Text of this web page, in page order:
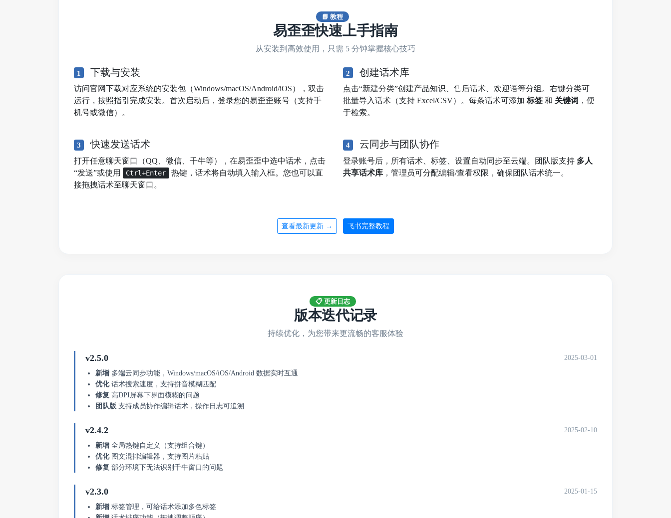
📘 教程
易歪歪快速上手指南
从安装到高效使用，只需 5 分钟掌握核心技巧
1 下载与安装
访问官网下载对应系统的安装包（Windows/macOS/Android/iOS），双击
运行，按照指引完成安装。首次启动后，登录您的易歪歪账号（支持手
机号或微信）。
2 创建话术库
点击“新建分类”创建产品知识、售后话术、欢迎语等分组。右键分类可
批量导入话术（支持 Excel/CSV）。每条话术可添加 标签 和 关键词 ，便
于检索。
3 快速发送话术
打开任意聊天窗口（QQ、微信、千牛等），在易歪歪中选中话术，点击
“发送”或使用
Ctrl+Enter
热键，话术将自动填入输入框。您也可以直
接拖拽话术至聊天窗口。
4 云同步与团队协作
登录账号后，所有话术、标签、设置自动同步至云端。团队版支持 多人
共享话术库 ，管理员可分配编辑/查看权限，确保团队话术统一。
查看最新更新 → 飞书完整教程
📋 更新日志
版本迭代记录
持续优化，为您带来更流畅的客服体验
v2.5.0 2025-03-01
新增 多端云同步功能，Windows/macOS/iOS/Android 数据实时互通
优化话术搜索速度，支持拼音模糊匹配
修复 高DPI屏幕下界面模糊的问题
团队版 支持成员协作编辑话术，操作日志可追溯
v2.4.2 2025-02-10
新增 全局热键自定义（支持组合键）
优化图文混排编辑器，支持图片粘贴
修复 部分环境下无法识别千牛窗口的问题
v2.3.0 2025-01-15
新增 标签管理，可给话术添加多色标签